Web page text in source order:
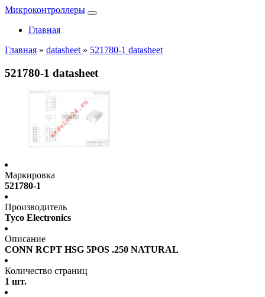
Микроконтроллеры
Главная
Главная » datasheet » 521780-1 datasheet
521780-1 datasheet
Маркировка
521780-1
Производитель
Tyco Electronics
Описание
CONN RCPT HSG 5POS .250 NATURAL
Количество страниц
1 шт.